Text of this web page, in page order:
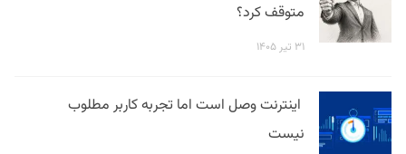
متوقف کرد؟
۳۱ تیر ۱۴۰۵
اینترنت وصل است اما تجربه کاربر مطلوب
نیست